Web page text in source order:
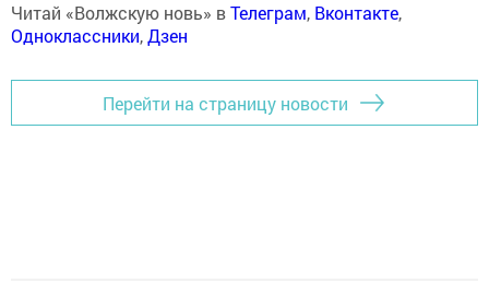
Читай «Волжскую новь» вТелеграм, Вконтакте,
Одноклассники,Дзен
Перейти на страницу новости